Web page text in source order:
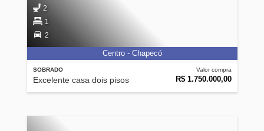
SOBRADO
Excelente casa dois pisos
Valor compra
R$ 1.750.000,00
2
1
2
Centro - Chapecó